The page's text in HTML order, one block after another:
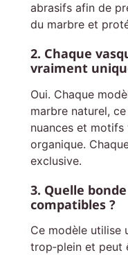
abrasifs afin de
du marbre et
2. Chaque
vraiment
Oui. Chaque
marbre naturel,
nuances et
organique.
exclusive.
3. Quelle
compatibles ?
Ce modèle utilise
trop‑plein et peut